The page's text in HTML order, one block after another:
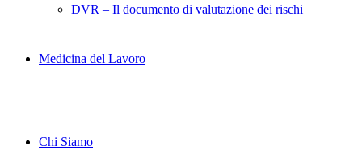
DVR – Il documento di valutazione dei rischi
Medicina del Lavoro
Chi Siamo